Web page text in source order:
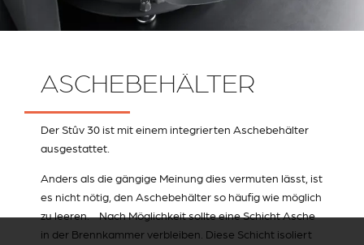
ASCHEBEHÄLTER
Der Stûv 30 ist mit einem integrierten Aschebehälter
ausgestattet.
Anders als die gängige Meinung dies vermuten lässt, ist
es nicht nötig, den Aschebehälter so häufig wie möglich
zu leeren. Nach Möglichkeit sollte eine Schicht Asche
in der Brennkammer verbleiben. Diese Schicht isoliert